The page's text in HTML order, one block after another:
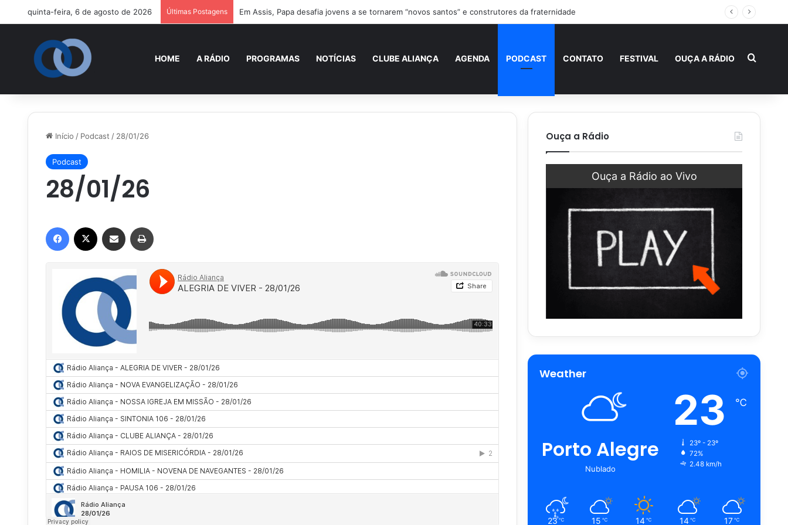
quinta-feira, 6 de agosto de 2026 Últimas Postagens Em Assis, Papa desafia jovens a se tornarem “novos santos” e construtores da fraternidade
HOME A RÁDIO PROGRAMAS NOTÍCIAS CLUBE ALIANÇA AGENDA PODCAST CONTATO FESTIVAL OUÇA A RÁDIO
Início / Podcast / 28/01/26
Podcast
28/01/26
Ouça a Rádio
Ouça a Rádio ao Vivo
Weather
Porto Alegre
Nublado
23 ℃
23º - 23º
72%
2.48 km/h
23 ℃ 15 ℃ 14 ℃ 14 ℃ 17 ℃